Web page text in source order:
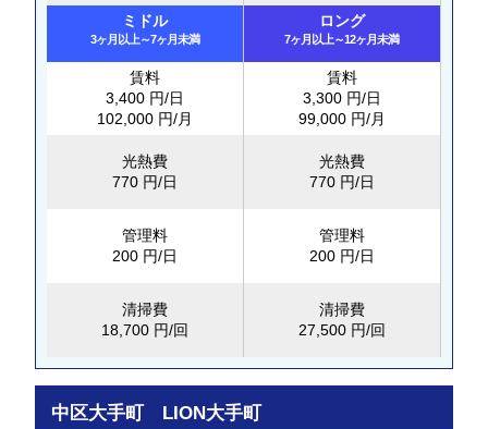
ミドル
3ヶ月以上～7ヶ月未満
賃料
3,400 円/日
102,000 円/月
光熱費
770 円/日
管理料
200 円/日
清掃費
18,700 円/回
ロング
7ヶ月以上～12ヶ月未満
賃料
3,300 円/日
99,000 円/月
光熱費
770 円/日
管理料
200 円/日
清掃費
27,500 円/回
中区大手町 LION大手町